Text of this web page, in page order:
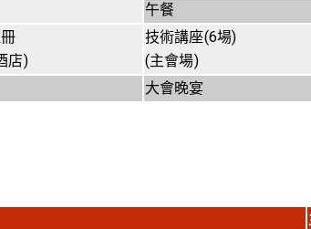
午餐
店)
技術講座(6場)
(主會場)
大會晚宴